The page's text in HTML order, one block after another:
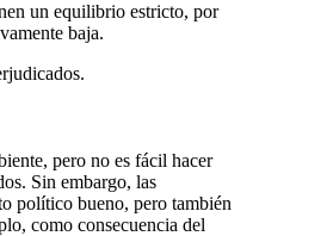
un equilibrio estricto, por
baja.
pero no es fácil hacer
Sin embargo, las
político bueno, pero también
como consecuencia del